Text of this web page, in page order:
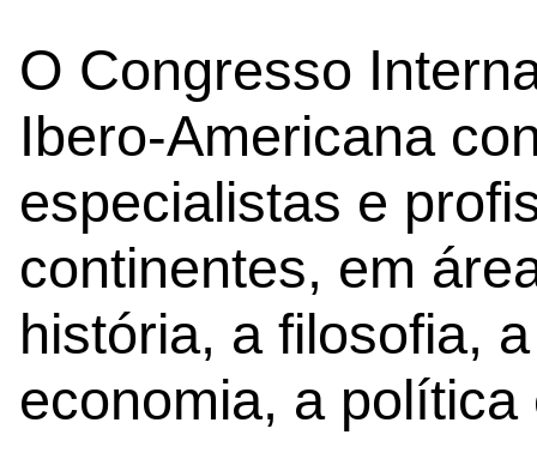
O Congresso
Ibero-Americana
especialistas e
continentes, em
história, a filosofia,
economia, a